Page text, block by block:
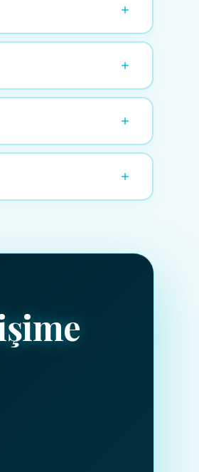
dakika talepleriniz için